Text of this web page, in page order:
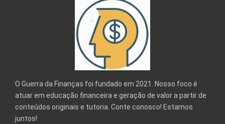
O Guerra da Finanças foi fundado em 2021. Nosso foco é
atuar em educação financeira e geração de valor a partir de
conteúdos originais e tutoria. Conte conosco! Estamos
juntos!